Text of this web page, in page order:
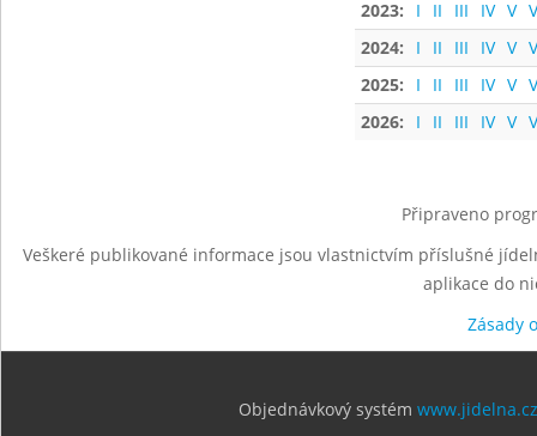
2023:
I II III IV V
2024:
I II III IV V
2025:
I II III IV V
2026:
I II III IV V
Připraveno
Veškeré publikované informace jsou vlastnictvím příslušné
aplikace do
Zásady
Objednávkový systém www.jidelna.cz